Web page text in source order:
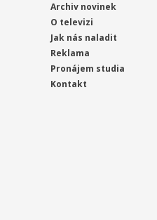
Archiv novinek
O televizi
Jak nás naladit
Reklama
Pronájem studia
Kontakt